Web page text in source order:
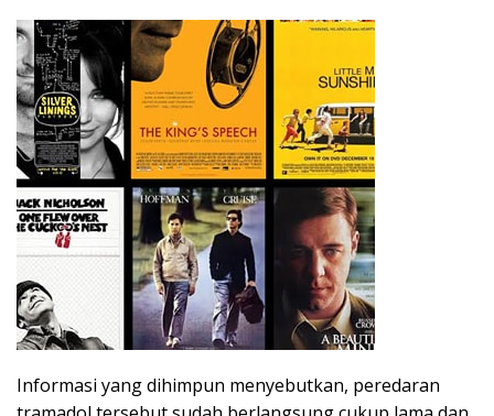
Informasi yang dihimpun menyebutkan, peredaran